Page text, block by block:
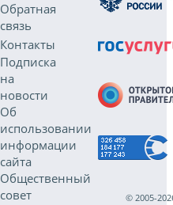
Обратная
связь
Контакты
Подписка
на
новости
Об
использовании
информации
сайта
Общественный
совет
© 2005-